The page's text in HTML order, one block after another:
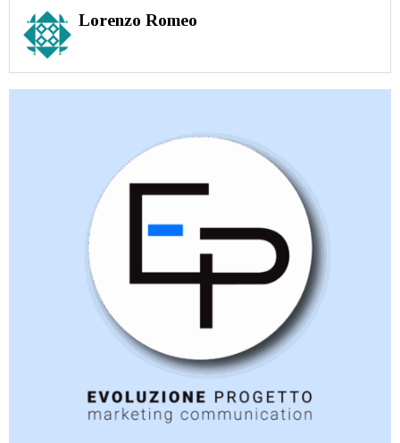
Lorenzo Romeo